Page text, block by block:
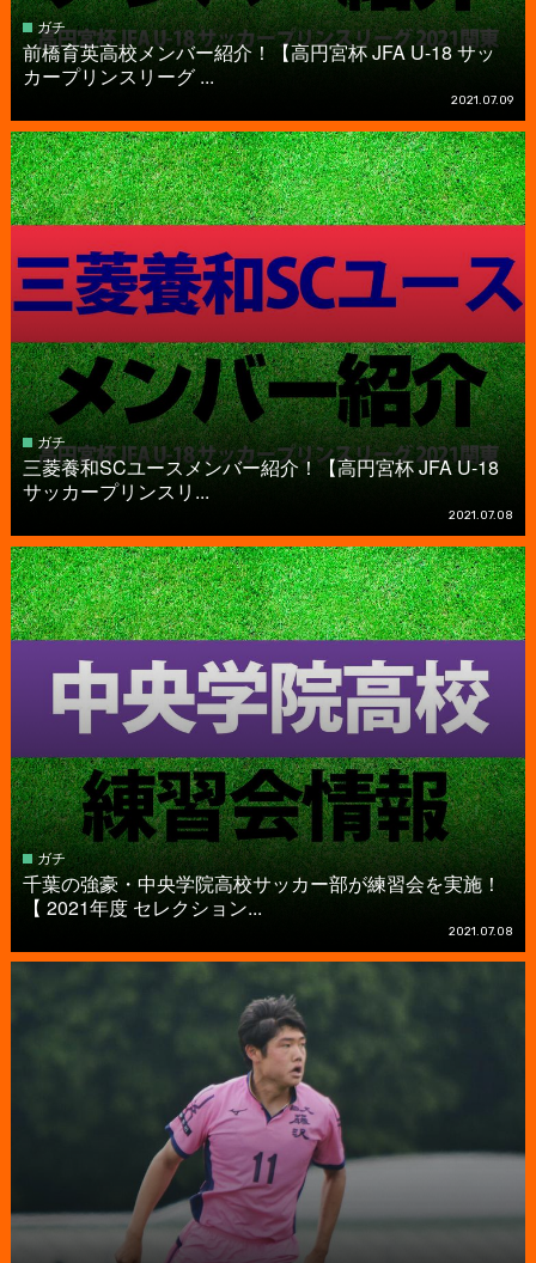
ガチ
前橋育英高校メンバー紹介！【高円宮杯 JFA U-18 サッ
カープリンスリーグ ...
2021.07.09
ガチ
三菱養和SCユースメンバー紹介！【高円宮杯 JFA U-18
サッカープリンスリ...
2021.07.08
ガチ
千葉の強豪・中央学院高校サッカー部が練習会を実施！
【 2021年度 セレクション...
2021.07.08